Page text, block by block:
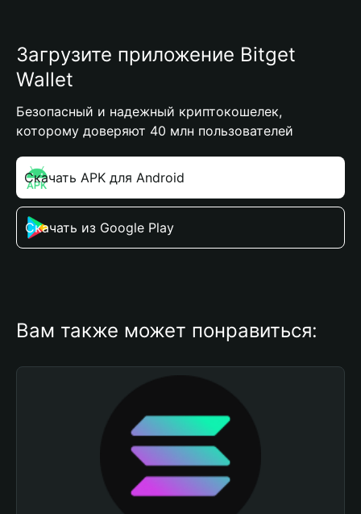
Загрузите приложение Bitget
Wallet
Безопасный и надежный криптокошелек,
которому доверяют 40 млн пользователей
Скачать APK для Android
Скачать из Google Play
Вам также может понравиться: